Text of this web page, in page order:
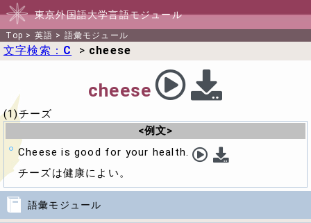
東京外国語大学言語モジュール
Top > 英語 > 語彙モジュール
語彙モジュール
文字検索： C > cheese
cheese
(1)チーズ
<例文>
Cheese is good for your health.
チーズは健康によい。